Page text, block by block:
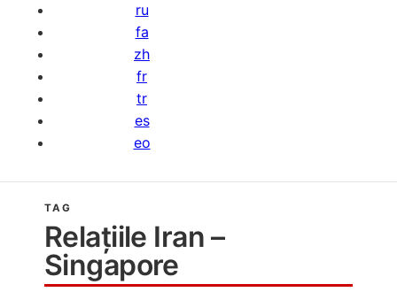
ru
fa
zh
fr
tr
es
eo
TAG
Relațiile Iran –
Singapore